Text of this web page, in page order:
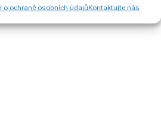
o ochraně osobních údajůKontaktujte nás